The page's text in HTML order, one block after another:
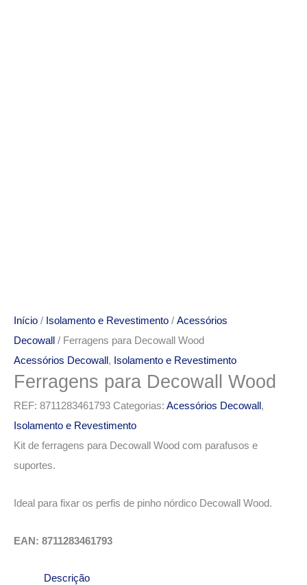
Início / Isolamento e Revestimento / Acessórios
Decowall
/ Ferragens para Decowall Wood
Acessórios Decowall , Isolamento e Revestimento
Ferragens para Decowall Wood
REF: 8711283461793 Categorias: Acessórios Decowall ,
Isolamento e Revestimento
Kit de ferragens para Decowall Wood com parafusos e
suportes.
Ideal para fixar os perfis de pinho nórdico Decowall Wood.
EAN: 8711283461793
Descrição